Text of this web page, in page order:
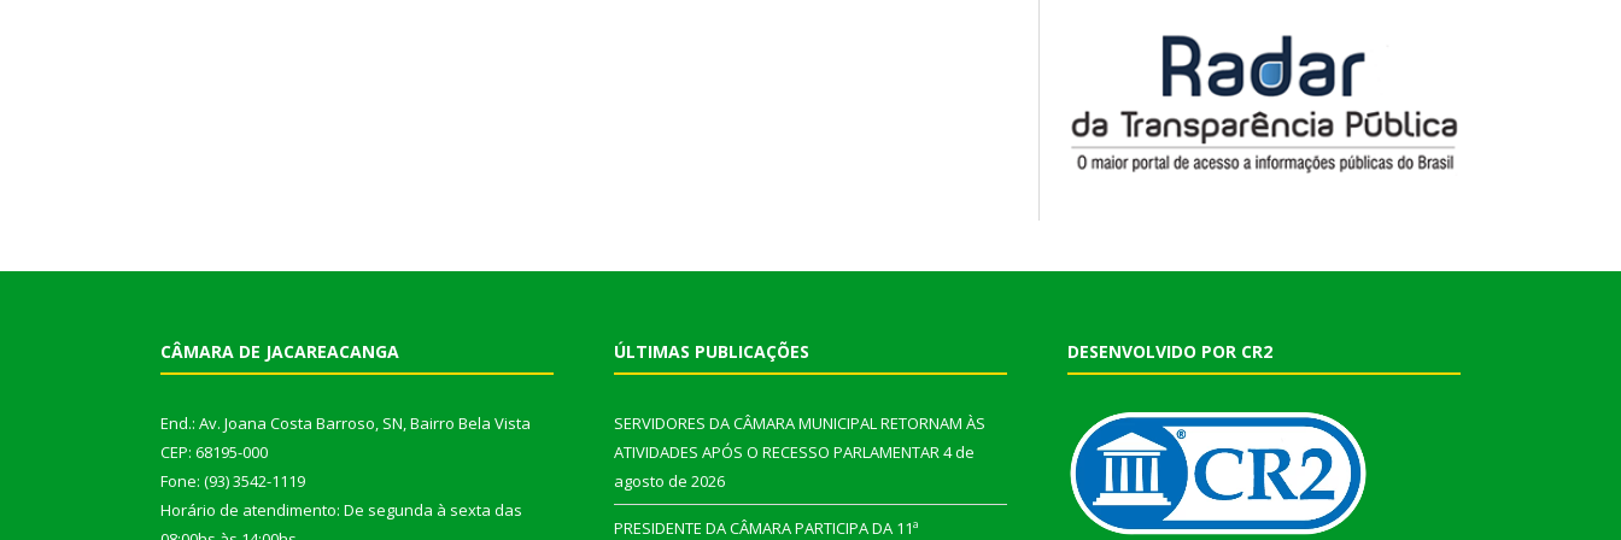
CÂMARA DE JACAREACANGA
End.: Av. Joana Costa Barroso, SN, Bairro Bela Vista
CEP: 68195-000
Fone: (93) 3542-1119
Horário de atendimento: De segunda à sexta das
ÚLTIMAS PUBLICAÇÕES
SERVIDORES DA CÂMARA MUNICIPAL RETORNAM ÀS
ATIVIDADES APÓS O RECESSO PARLAMENTAR4 de
agosto de 2026
PRESIDENTE DA CÂMARA PARTICIPA DA 11ª
DESENVOLVIDO POR CR2